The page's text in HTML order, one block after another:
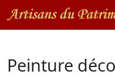
Peinture